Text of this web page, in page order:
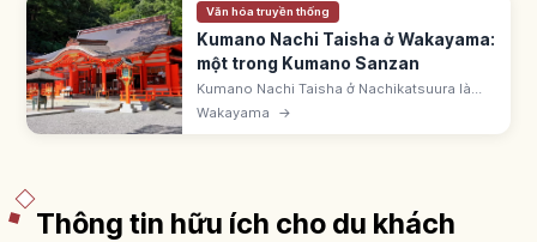
Văn hóa truyền thống
Kumano Nachi Taisha ở Wakayama:
một trong Kumano Sanzan
Kumano Nachi Taisha ở Nachikatsuura là
một trong Kumano Sanzan, thuộc UNESCO
'Thánh địa dãy núi Kii'. Bên thác Nachi 133m,
Wakayama →
Thông tin hữu ích cho du khách